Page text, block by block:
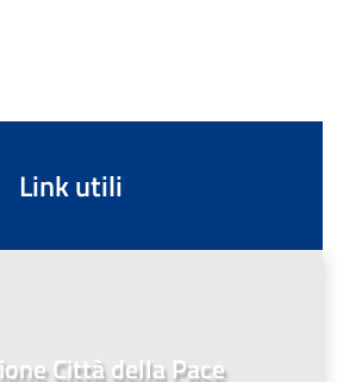
Link utili
Città della Pace